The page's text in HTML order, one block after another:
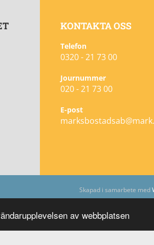
av webbplatsen
KONTAKTA OSS
Telefon
0320 - 21 73 00
Journummer
020 - 21 73 00
E-post
Skapad i samarbete med